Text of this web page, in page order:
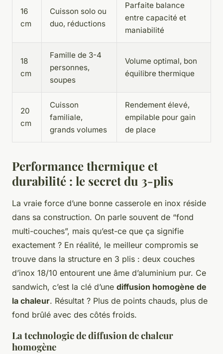
16
cm
Cuisson solo ou
duo, réductions
Parfaite balance
entre capacité et
maniabilité
18
cm
Famille de 3-4
personnes,
soupes
Volume optimal, bon
équilibre thermique
20
cm
Cuisson
familiale,
grands volumes
Rendement élevé,
empilable pour gain
de place
Performance thermique et
durabilité : le secret du 3-plis
La vraie force d’une bonne casserole en inox réside
dans sa construction. On parle souvent de “fond
multi-couches”, mais qu’est-ce que ça signifie
exactement ? En réalité, le meilleur compromis se
trouve dans la structure en 3 plis : deux couches
d’inox 18/10 entourent une âme d’aluminium pur. Ce
sandwich, c’est la clé d’une diffusion homogène de
la chaleur. Résultat ? Plus de points chauds, plus de
fond brûlé avec des côtés froids.
La technologie de diffusion de chaleur
homogène